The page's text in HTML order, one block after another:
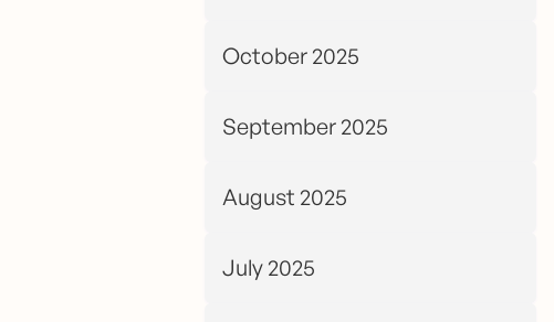
October 2025
September 2025
August 2025
July 2025